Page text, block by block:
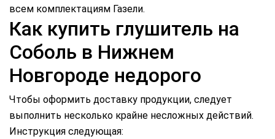
всем комплектациям Газели.
Как купить глушитель на
Соболь в Нижнем
Новгороде недорого
Чтобы оформить доставку продукции, следует
выполнить несколько крайне несложных действий.
Инструкция следующая: